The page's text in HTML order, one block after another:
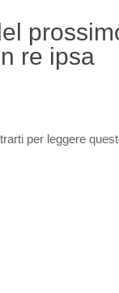
re ipsa
per leggere